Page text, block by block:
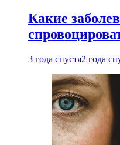
Какие
3 года спустя2 года